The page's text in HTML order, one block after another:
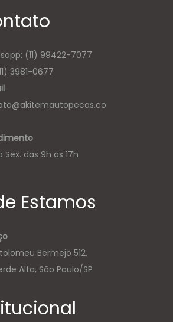
(11) 99422-7077
3981-0677
Sex. das 9h as 17h
Estamos
Bermejo 512,
Alta, São Paulo/SP